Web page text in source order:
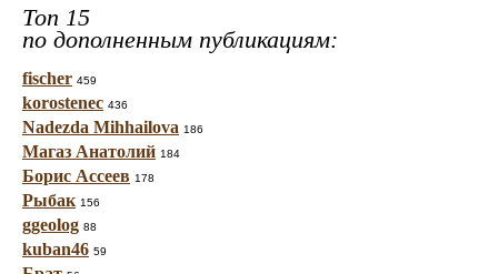
Топ 15
по дополненным публикациям:
fischer 459
korostenec 436
Nadezda Mihhailova 186
Магаз Анатолий 184
Борис Ассеев 178
Рыбак 156
ggeolog 88
kuban46 59